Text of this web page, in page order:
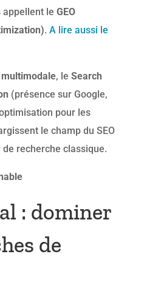
appellent le GEO
. A lire aussi le
, le Search
(présence sur Google,
pour les
le champ du SEO
recherche classique.
: dominer
de